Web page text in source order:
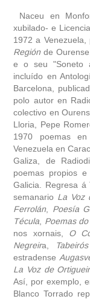
obra
fototeca
videoteca
outros
Naceu en
xubilado- e
1972 a Venezuela,
Regiónde
e o seu "Soneto
incluído en
Barcelona,
polo autor en
colectivo en
Lloria, Pepe
1970 poemas
Venezuela en
Galiza, de
poemas propios
Galicia. Regresa á
semanario La Voz
Ferrolán, Poesía
Técula
Poemas
nos xornais, O
Negreira,
estradense
La Voz de
Así, por exemplo,
Blanco Torrado